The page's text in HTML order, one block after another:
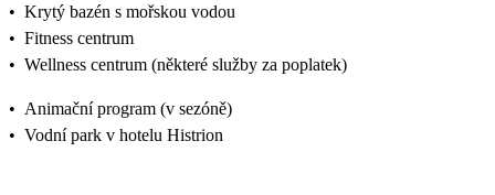
• Krytý bazén s mořskou vodou
• Fitness centrum
• Wellness centrum (některé služby za poplatek)
• Animační program (v sezóně)
• Vodní park v hotelu Histrion